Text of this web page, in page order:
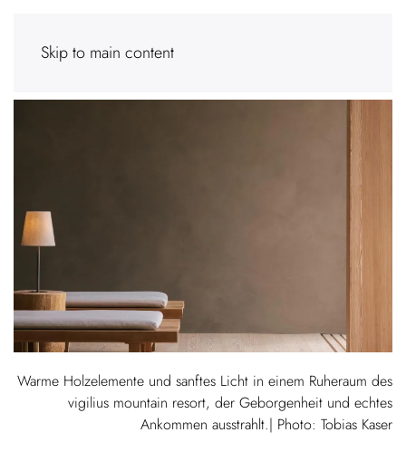
Skip to main content
Warme Holzelemente und sanftes Licht in einem Ruheraum des
vigilius mountain resort, der Geborgenheit und echtes
Ankommen ausstrahlt.| Photo: Tobias Kaser